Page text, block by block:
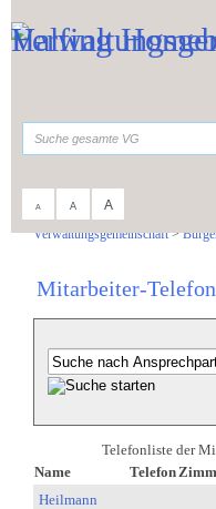
A A A
Verwaltungsgemeinschaft>
Mitarbeiter-
Telefonliste der
Name
Telefon
Heilmann